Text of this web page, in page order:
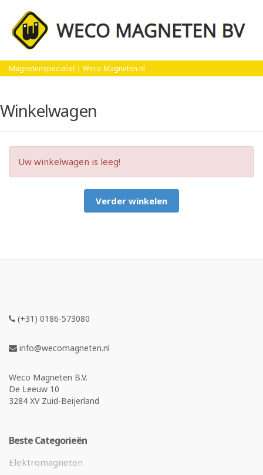
Magnetenspecialist | Weco Magneten.nl
Home
Winkelwagen
Uw winkelwagen is leeg!
Verder winkelen
(+31) 0186-573080
info@wecomagneten.nl
Weco Magneten B.V.
De Leeuw 10
3284 XV Zuid-Beijerland
Beste Categorieën
Elektromagneten